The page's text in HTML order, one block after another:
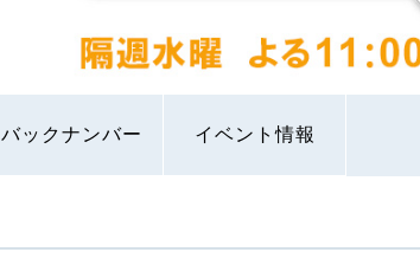
バックナンバー イベント情報